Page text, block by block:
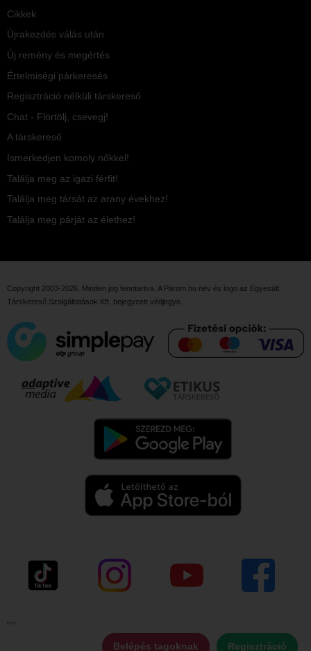
Belépés tagoknak Regisztráció
Cikkek
Újrakezdés válás után
Új remény és megértés
Értelmiségi párkeresés
Regisztráció nélküli társkereső
Chat - Flörtölj, csevegj!
A társkereső
Ismerkedjen komoly nőkkel!
Találja meg az igazi férfit!
Találja meg társát az arany évekhez!
Találja meg párját az élethez!
Copyright 2003-2026. Minden jog fenntartva. A Párom.hu név és logo az Egyesült
Társkereső Szolgáltatások Kft. bejegyzett védjegye.